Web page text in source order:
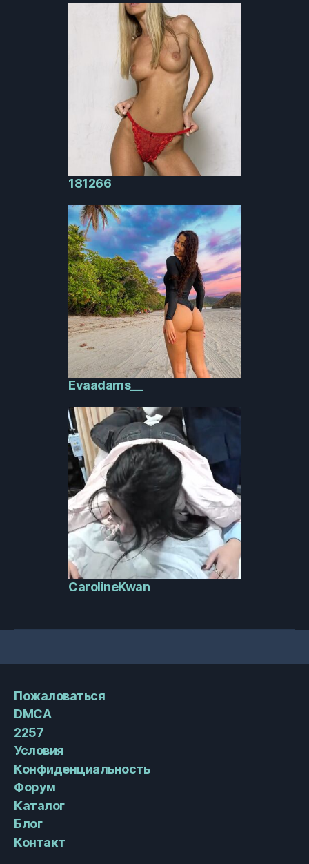
181266
Evaadams__
CarolineKwan
Пожаловаться
DMCA
2257
Условия
Конфиденциальность
Форум
Каталог
Блог
Контакт